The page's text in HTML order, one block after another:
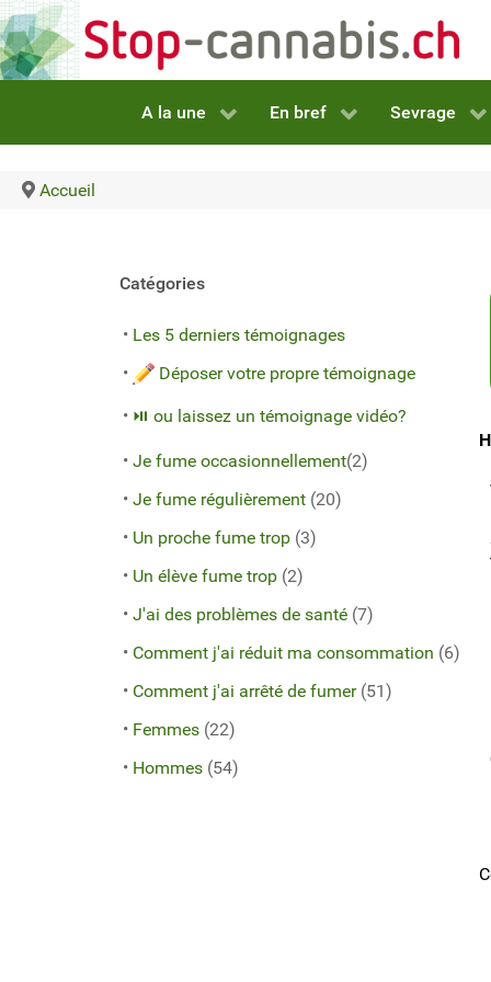
A la une En bref Sevrage
Accueil
Catégories
• Les 5 derniers témoignages
•
Déposer votre propre témoignage
• ⏯ ou laissez un témoignage vidéo?
• Je fume occasionnellement(2)
• Je fume régulièrement (20)
• Un proche fume trop (3)
• Un élève fume trop (2)
• J'ai des problèmes de santé (7)
• Comment j'ai réduit ma consommation (6)
• Comment j'ai arrêté de fumer(51)
• Femmes (22)
• Hommes (54)